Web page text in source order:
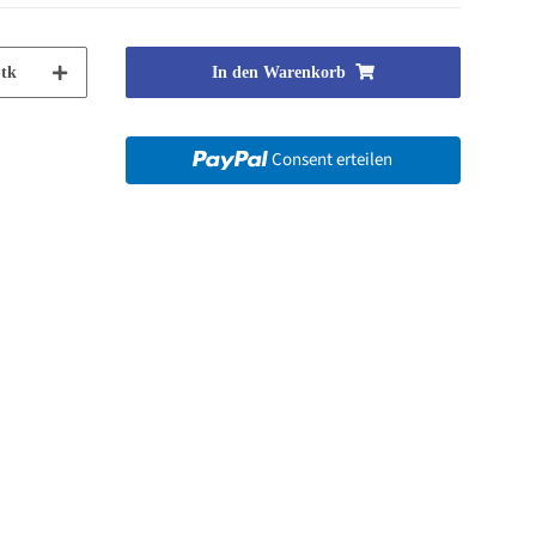
In den Warenkorb
Consent erteilen